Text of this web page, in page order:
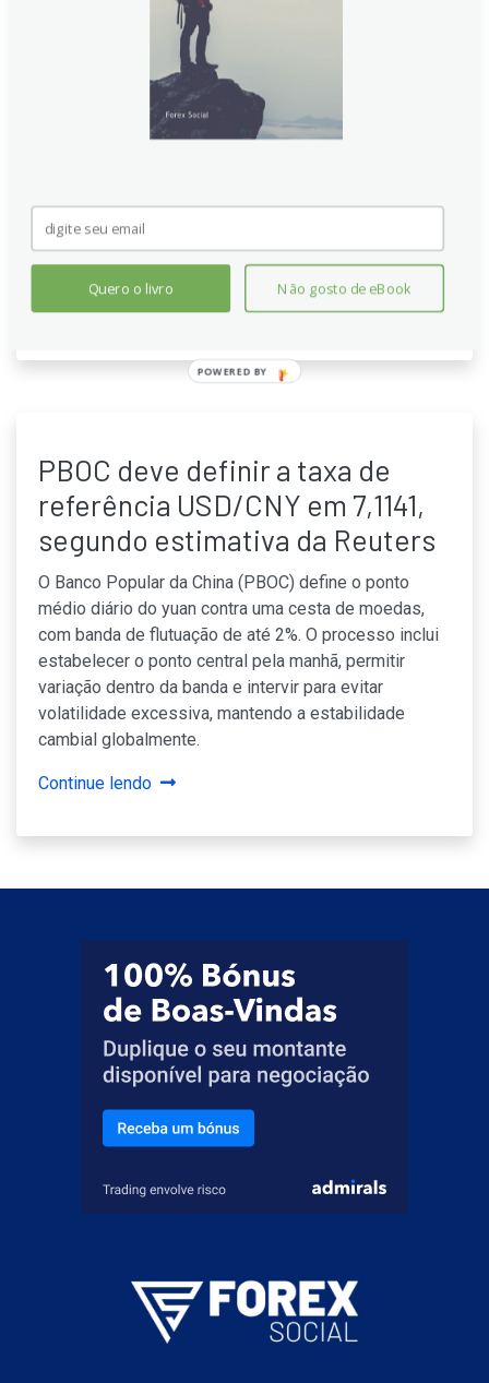
PBOC deve definir a taxa de
referência USD/CNY em 7,0569,
segundo estimativa da Reuters
O Banco Popular da China (PBOC) define a taxa média
do ponto central. O valor de referência orienta as
negociações diárias, podendo acionar intervenções
conforme as condições econômicas do momento.
Continue lendo
PBOC deve definir a taxa de
referência USD/CNY em 7,1141,
segundo estimativa da Reuters
O Banco Popular da China (PBOC) define o ponto
médio diário do yuan contra uma cesta de moedas,
com banda de flutuação de até 2%. O processo inclui
estabelecer o ponto central pela manhã, permitir
variação dentro da banda e intervir para evitar
volatilidade excessiva, mantendo a estabilidade
cambial globalmente.
Continue lendo
Quero o livro Não gosto de eBook
POWERED BY